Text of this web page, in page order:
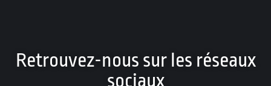
Retrouvez-nous sur les réseaux
sociaux